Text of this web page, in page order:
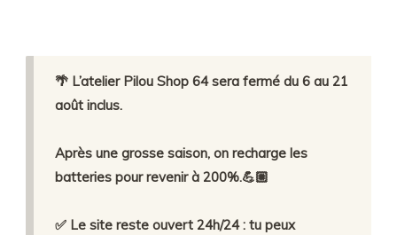
🌴 L’atelier Pilou Shop 64 sera fermé du 6 au 21
août inclus.
Après une grosse saison, on recharge les
batteries pour revenir à 200%.💪🏼
✅ Le site reste ouvert 24h/24 : tu peux